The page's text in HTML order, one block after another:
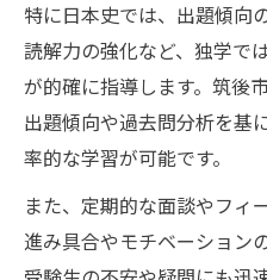
特に日本史では、出題傾向
読解力の強化など、独学で
が的確に指導します。筑後
出題傾向や過去問分析を基
率的な学習が可能です。
また、定期的な面談やフィ
進み具合やモチベーション